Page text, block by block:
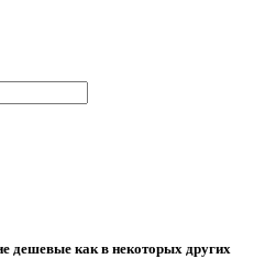
дешевые как в некоторых других